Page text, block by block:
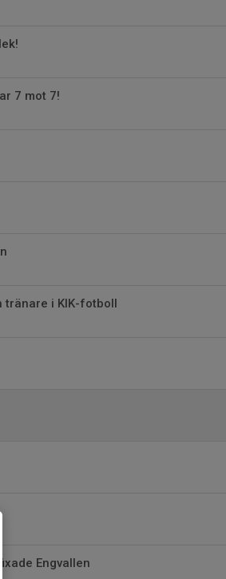
7 mot 7!
tränare i KIK-fotboll
Engvallen